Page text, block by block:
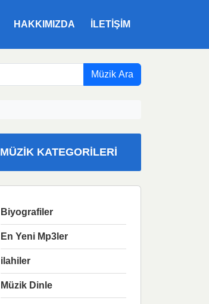
HAKKIMIZDA İLETIŞIM
Müzik Ara
MÜZIK KATEGORILERI
Biyografiler
En Yeni Mp3ler
ilahiler
Müzik Dinle